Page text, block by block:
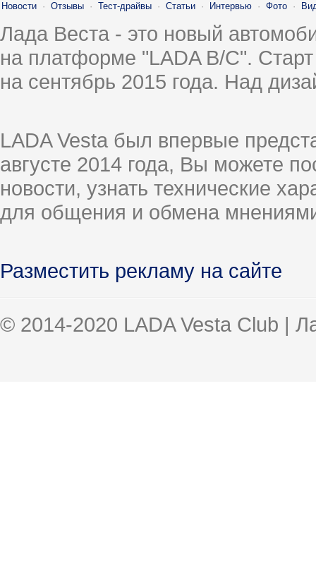
Новости · Отзывы · Тест-драйвы · Статьи · Интервью · Фото ·
Лада Веста - это новый
на платформе "LADA B/C".
на сентябрь 2015 года. Над
LADA Vesta был впервые
августе 2014 года, Вы можете
новости, узнать технические
для общения и обмена
Разместить рекламу на сайте
© 2014-2020 LADA Vesta Club |